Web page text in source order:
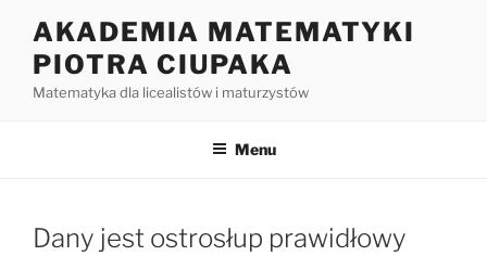
treści
AKADEMIA MATEMATYKI
PIOTRA CIUPAKA
Matematyka dla licealistów i maturzystów
Menu
Dany jest ostrosłup prawidłowy